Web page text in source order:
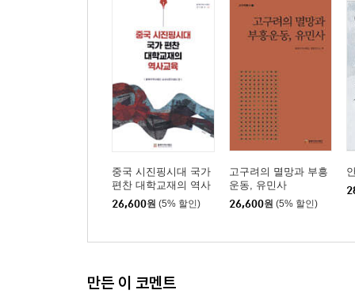
鄭京日| 최근 평양시 낙랑구역에서 이룩한 발굴
王天姿| 고구려 안시성 지리적 위치에 대한 새로운
김영길| 북한 함경북도 청진시 부거리 일대 발해 고
梁會麗| 중국 길림성 지역의 발해유적
중국 시진핑시대 국가
편찬 대학교재의 역사
교육
26,600원 (5% 할인)
고구려의 멸망과 부흥
운동, 유민사
26,600원 (5% 할인)
만든 이 코멘트